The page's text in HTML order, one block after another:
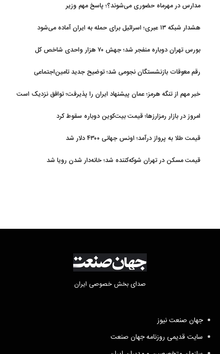
مدارس در مهرماه حضوری می‌شوند؟؛ پاسخ مهم وزیر
هشدار شبکه ۱۳ عبری؛ اسرائیل برای حمله به ایران آماده می‌شود
بورس تهران دوباره منفجر شد؛ جهش ۷۰ هزار واحدی شاخص کل
رقم معوقات بازنشستگان نجومی شد؛ توضیح جدید تامین‌اجتماعی
خبر مهم از تنگه هرمز؛ عمان پیشنهاد ایران را پذیرفت؛ توافق نزدیک است
امروز در بازار رمزارزها؛ قیمت بیت‌کوین دوباره سقوط کرد
قیمت طلا به پرواز درآمد؛ اونس جهانی ۴۳۰۰ دلار شد
قیمت مسکن در تهران شوکه‌کننده شد؛ خانه‌دار شدن رویا شد
صدای بخش خصوصی ایران
جهان صنعت نیوز
سایت قدیمی روزنامه جهان صنعت